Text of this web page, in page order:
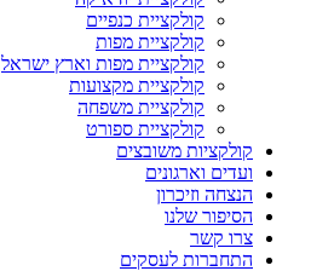
קולקציית כנפיים
קולקציית מפות
קולקציית מפות וארץ ישראל
קולקציית מקצועות
קולקציית משפחה
קולקציית ספורט
קולקציות משובצים
ועדים וארגונים
הנצחה וזיכרון
הסיפור שלנו
צרו קשר
התחברות לעסקים